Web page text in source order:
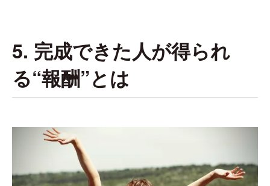
5. 完成できた人が得られ
る“報酬”とは